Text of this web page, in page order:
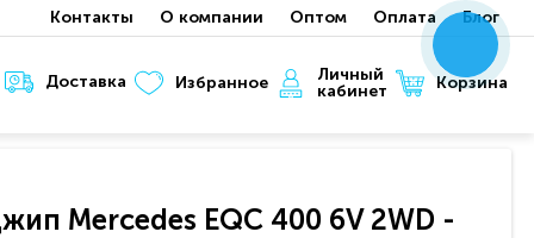
Контакты О компании Оптом Оплата Блог
Доставка Избранное
Личный
кабинет
Корзина
Mercedes EQC 400 6V 2WD -
xxx